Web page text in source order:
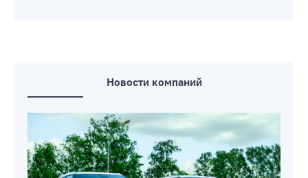
Новости компаний